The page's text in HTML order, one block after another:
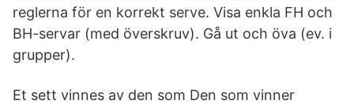
reglerna för en korrekt serve. Visa enkla FH och
BH-servar (med överskruv). Gå ut och öva (ev. i
grupper).
Et sett vinnes av den som Den som vinner